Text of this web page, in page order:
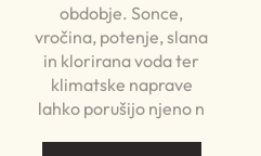
obdobje. Sonce,
vročina, potenje, slana
in klorirana voda ter
klimatske naprave
lahko porušijo njeno n